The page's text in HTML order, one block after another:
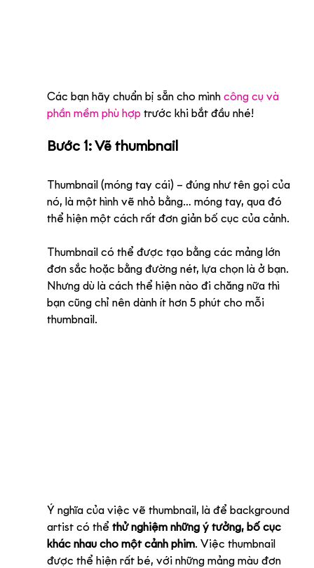
Các bạn hãy chuẩn bị sẵn cho mình công cụ và
phần mềm phù hợp trước khi bắt đầu nhé!
Bước 1: Vẽ thumbnail
Thumbnail (móng tay cái) – đúng như tên gọi của
nó, là một hình vẽ nhỏ bằng… móng tay, qua đó
thể hiện một cách rất đơn giản bố cục của cảnh.
Thumbnail có thể được tạo bằng các mảng lớn
đơn sắc hoặc bằng đường nét, lựa chọn là ở bạn.
Nhưng dù là cách thể hiện nào đi chăng nữa thì
bạn cũng chỉ nên dành ít hơn 5 phút cho mỗi
thumbnail.
Ý nghĩa của việc vẽ thumbnail, là để background
artist có thể thử nghiệm những ý tưởng, bố cục
khác nhau cho một cảnh phim. Việc thumbnail
được thể hiện rất bé, với những mảng màu đơn